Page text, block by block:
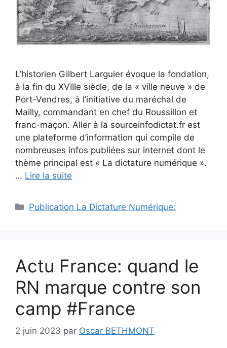
L’historien Gilbert Larguier évoque la fondation,
à la fin du XVIIIe siècle, de la « ville neuve » de
Port-Vendres, à l’initiative du maréchal de
Mailly, commandant en chef du Roussillon et
franc-maçon. Aller à la sourceinfodictat.fr est
une plateforme d’information qui compile de
nombreuses infos publiées sur internet dont le
thème principal est « La dictature numérique ».
… Lire la suite
Catégories
Publication La Dictature Numérique:
Actu France: quand le
RN marque contre son
camp #France
2 juin 2023 par Oscar BETHMONT